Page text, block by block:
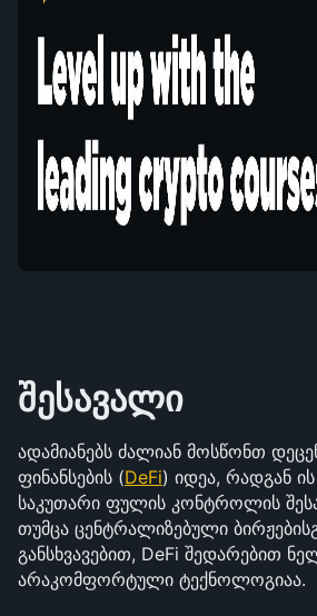
შესავალი
ადამიანებს ძალიან მოსწონთ
ფინანსების (DeFi) იდეა, რადგან
საკუთარი ფულის კონტროლის
თუმცა ცენტრალიზებული
განსხვავებით, DeFi შედარებით
არაკომფორტული ტექნოლოგიაა.